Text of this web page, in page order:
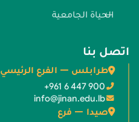
الحياة الجامعية
اتصل بنا
طرابلس — الفرع الرئيسي
+961 6 447 900
info@jinan.edu.lb
صيدا — فرع